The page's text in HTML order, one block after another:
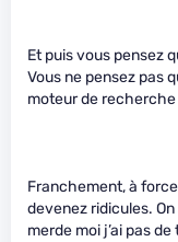
Et puis vous pensez
Vous ne pensez pas
moteur de recherche
Franchement, à
devenez ridicules. On
merde moi j’ai pas